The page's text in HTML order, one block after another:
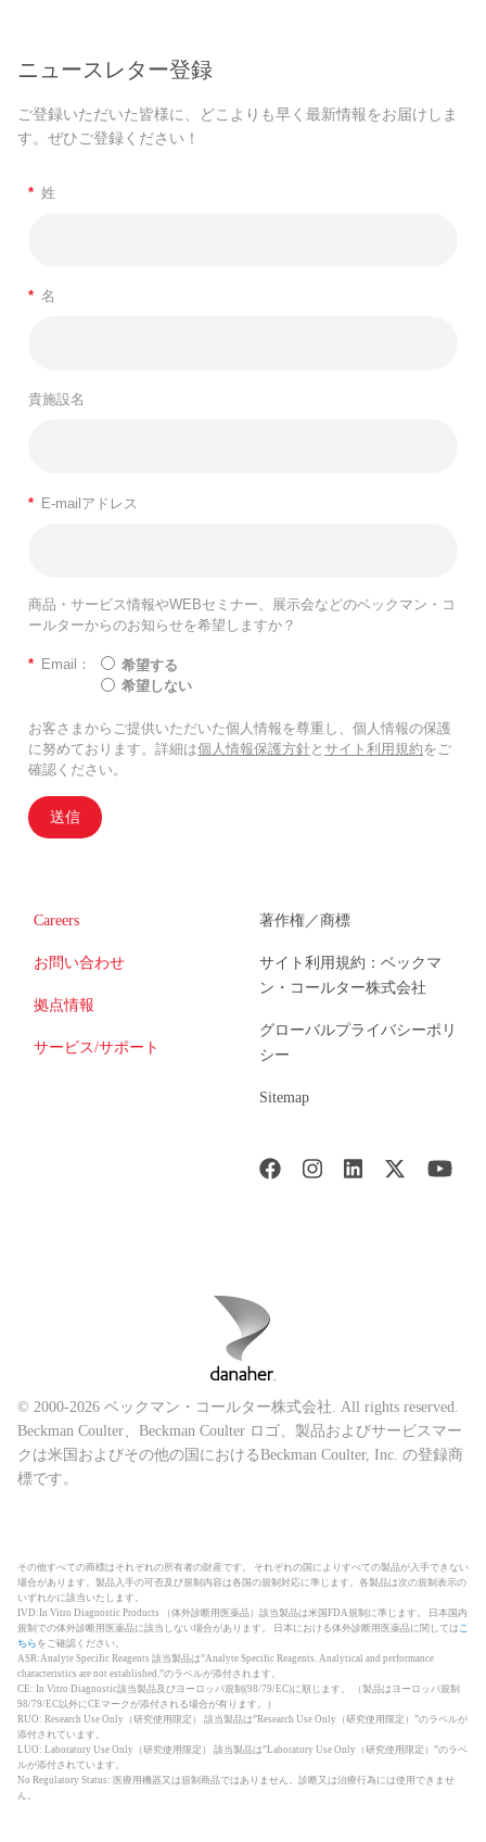
ニュースレター登録
ご登録いただいた皆様に、どこよりも早く最新情報をお届けしま
す。ぜひご登録ください！
* 姓
* 名
貴施設名
* E-mailアドレス
商品・サービス情報やWEBセミナー、展示会などのベックマン・コ
ールターからのお知らせを希望しますか？
* Email：
希望する
希望しない
お客さまからご提供いただいた個人情報を尊重し、個人情報の保護
に努めております。詳細は個人情報保護方針と サイト利用規約をご
確認ください。
送信
Careers
お問い合わせ
拠点情報
サービス/サポート
著作権／商標
サイト利用規約：ベックマ
ン・コールター株式会社
グローバルプライバシーポリ
シー
Sitemap
© 2000-2026 ベックマン・コールター株式会社. All rights reserved.
Beckman Coulter、Beckman Coulter ロゴ、製品およびサービスマー
クは米国およびその他の国におけるBeckman Coulter, Inc. の登録商
標です。
その他すべての商標はそれぞれの所有者の財産です。 それぞれの国によりすべての製品が入手できない
場合があります。製品入手の可否及び規制内容は各国の規制対応に準じます。各製品は次の規制表示の
いずれかに該当いたします。
IVD:In Vitro Diagnostic Products （体外診断用医薬品）該当製品は米国FDA規制に準じます。 日本国内
規制での体外診断用医薬品に該当しない場合があります。 日本における体外診断用医薬品に関しては こ
ちら をご確認ください。
ASR:Analyte Specific Reagents 該当製品は”Analyte Specific Reagents. Analytical and performance
characteristics are not established.”のラベルが添付されます。
CE: In Vitro Diagnostic該当製品及びヨーロッパ規制(98/79/EC)に順じます。 （製品はヨーロッパ規制
98/79/EC以外にCEマークが添付される場合が有ります。）
RUO: Research Use Only（研究使用限定） 該当製品は”Research Use Only（研究使用限定）”のラベルが
添付されています。
LUO: Laboratory Use Only（研究使用限定） 該当製品は”Laboratory Use Only（研究使用限定）”のラベ
ルが添付されています。
No Regulatory Status: 医療用機器又は規制商品ではありません。診断又は治療行為には使用できませ
ん。